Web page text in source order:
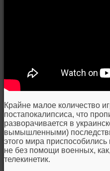
Крайне малое количество
постапокалипсиса, что
разворачивается в
вымышленными)
этого мира
не без помощи военных,
телекинетик.